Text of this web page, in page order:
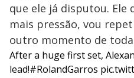
que ele já disputou. Ele
mais pressão, vou
outro momento de toda
After a huge first set,
lead!#RolandGarros